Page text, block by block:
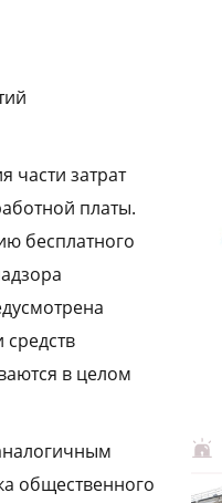
части затрат
платы.
бесплатного
в целом
общественного